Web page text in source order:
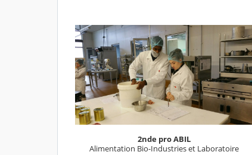
2nde pro ABIL
Alimentation Bio-Industries et Laboratoire